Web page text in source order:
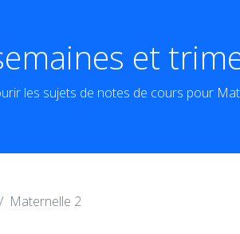
et
les sujets de notes de cours pour
Maternelle 2